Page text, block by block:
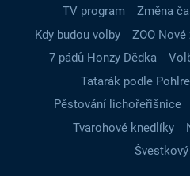
TV program
Změna
Kdy budou volby
ZOO
7 pádů Honzy Dědka
Tatarák podle
Pěstování lichořeřišnice
Tvarohové knedlíky